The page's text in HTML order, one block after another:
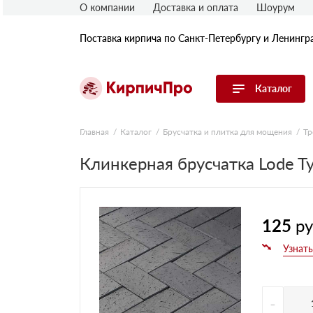
Поставка кирпича по Санкт-Петербургу и
Каталог
Перейти в каталог
Строительный (рядовой) кирпич
блок
Фасадная плитка, камень, декор
Печной кирпич
Брусчатка и мощение
Кладочные смеси
О компании Доставка и оплата Шоурум
Главная Каталог Брусчатка и плитка для мощения
Клинкерная брусчатка Lode
125
-